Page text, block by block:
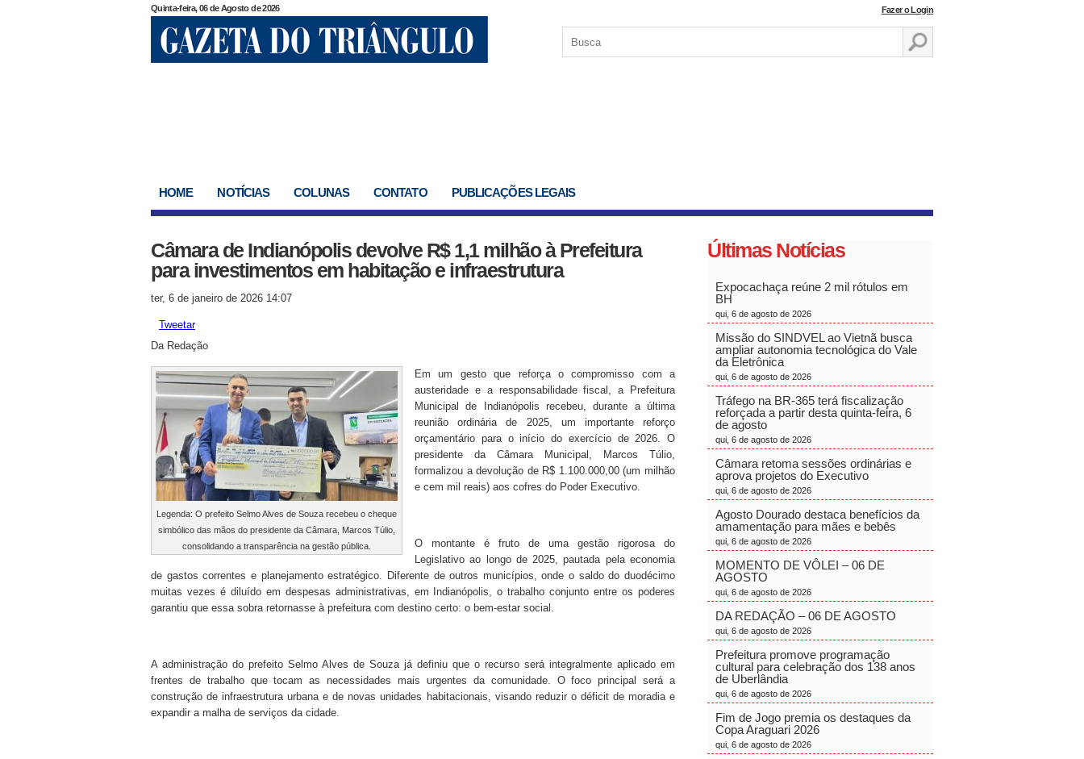
Quinta-feira, 06 de Agosto de 2026 Fazer o Login
HOME NOTÍCIAS COLUNAS CONTATO PUBLICAÇÕES LEGAIS
Câmara de Indianópolis devolve R$ 1,1 milhão à Prefeitura
para investimentos em habitação e infraestrutura
ter, 6 de janeiro de 2026 14:07
Tweetar
Da Redação
Legenda: O prefeito Selmo Alves de Souza recebeu o cheque
simbólico das mãos do presidente da Câmara, Marcos Túlio,
consolidando a transparência na gestão pública.
Em um gesto que reforça o compromisso com a
austeridade e a responsabilidade fiscal, a Prefeitura
Municipal de Indianópolis recebeu, durante a última
reunião ordinária de 2025, um importante reforço
orçamentário para o início do exercício de 2026. O
presidente da Câmara Municipal, Marcos Túlio,
formalizou a devolução de R$ 1.100.000,00 (um milhão
e cem mil reais) aos cofres do Poder Executivo.
O montante é fruto de uma gestão rigorosa do
Legislativo ao longo de 2025, pautada pela economia
de gastos correntes e planejamento estratégico. Diferente de outros municípios, onde o saldo do duodécimo
muitas vezes é diluído em despesas administrativas, em Indianópolis, o trabalho conjunto entre os poderes
garantiu que essa sobra retornasse à prefeitura com destino certo: o bem-estar social.
A administração do prefeito Selmo Alves de Souza já definiu que o recurso será integralmente aplicado em
frentes de trabalho que tocam as necessidades mais urgentes da comunidade. O foco principal será a
construção de infraestrutura urbana e de novas unidades habitacionais, visando reduzir o déficit de moradia e
expandir a malha de serviços da cidade.
Últimas Notícias
Expocachaça reúne 2 mil rótulos em
BH
qui, 6 de agosto de 2026
Missão do SINDVEL ao Vietnã busca
ampliar autonomia tecnológica do Vale
da Eletrônica
qui, 6 de agosto de 2026
Tráfego na BR-365 terá fiscalização
reforçada a partir desta quinta-feira, 6
de agosto
qui, 6 de agosto de 2026
Câmara retoma sessões ordinárias e
aprova projetos do Executivo
qui, 6 de agosto de 2026
Agosto Dourado destaca benefícios da
amamentação para mães e bebês
qui, 6 de agosto de 2026
MOMENTO DE VÔLEI – 06 DE
AGOSTO
qui, 6 de agosto de 2026
DA REDAÇÃO – 06 DE AGOSTO
qui, 6 de agosto de 2026
Prefeitura promove programação
cultural para celebração dos 138 anos
de Uberlândia
qui, 6 de agosto de 2026
Fim de Jogo premia os destaques da
Copa Araguari 2026
qui, 6 de agosto de 2026